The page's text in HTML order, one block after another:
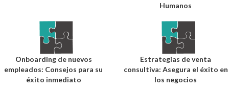
Humanos
Onboarding de nuevos
empleados: Consejos para su
éxito inmediato
Estrategias de venta
consultiva: Asegura el éxito en
los negocios